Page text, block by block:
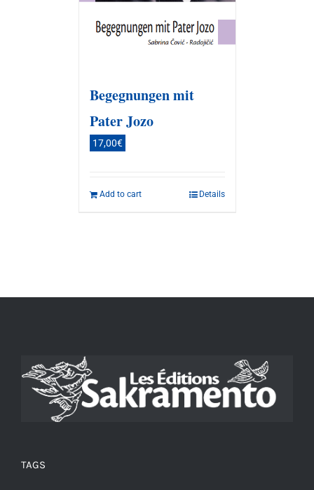
Begegnungen mit
Pater Jozo
17,00€
Add to cart Details
TAGS